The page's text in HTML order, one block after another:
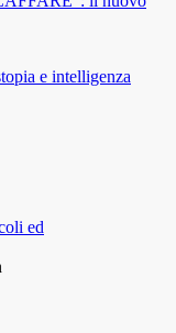
e intelligenza